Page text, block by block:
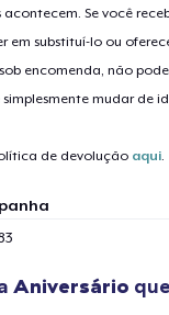
Se você
em substituí-lo ou
encomenda, não
mudar de
de devolução aqui.
Aniversário